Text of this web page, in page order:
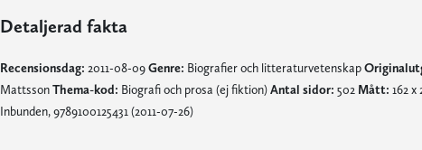
Detaljerad fakta
Recensionsdag: 2011-08-09Genre: Biografier och litteraturvetenskap
MattssonThema-kod: Biografi och prosa (ej fiktion)Antal sidor: 502 Mått: 162 x
Inbunden, 9789100125431 (2011-07-26)